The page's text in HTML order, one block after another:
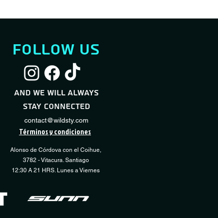
Quick View
Servicio Full Shock
Add to Cart
Quick View
Servicio Desmontaje / Montaje Neumático
Add to Cart
follow us
and we will always
stay connected
contact@wildsty.com
Términos y condiciones
Alonso de Córdova con el Coihue,
3782 - Vitacura. Santiago
12:30 A 21 HRS. Lunes a Viernes